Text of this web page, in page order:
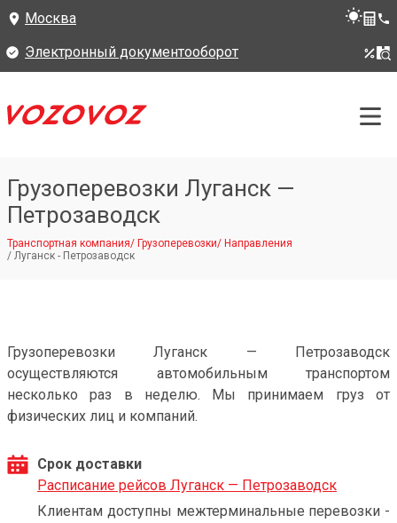
Москва
Электронный документооборот
Грузоперевозки Луганск —
Петрозаводск
Транспортная компания/ Грузоперевозки/ Направления
/ Луганск - Петрозаводск
Грузоперевозки Луганск — Петрозаводск
осуществляются автомобильным транспортом
несколько раз в неделю. Мы принимаем груз от
физических лиц и компаний.
Срок доставки
Расписание рейсов Луганск — Петрозаводск
Клиентам доступны межтерминальные перевозки -